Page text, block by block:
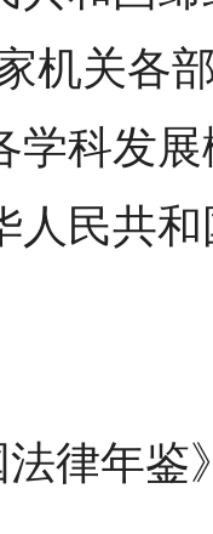
机关各
学科发
人民共
律年鉴